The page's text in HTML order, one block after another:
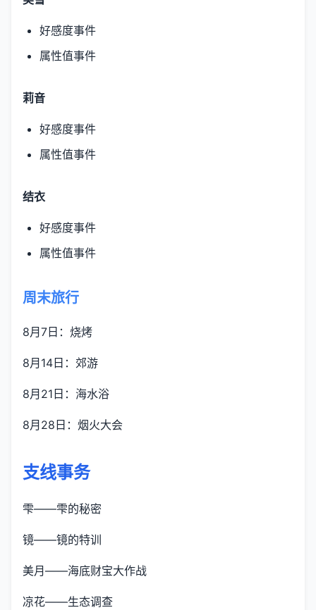
好感度事件
属性值事件
莉音
好感度事件
属性值事件
结衣
好感度事件
属性值事件
周末旅行
8月7日：烧烤
8月14日：郊游
8月21日：海水浴
8月28日：烟火大会
支线事务
雫——雫的秘密
镜——镜的特训
美月——海底财宝大作战
凉花——生态调查